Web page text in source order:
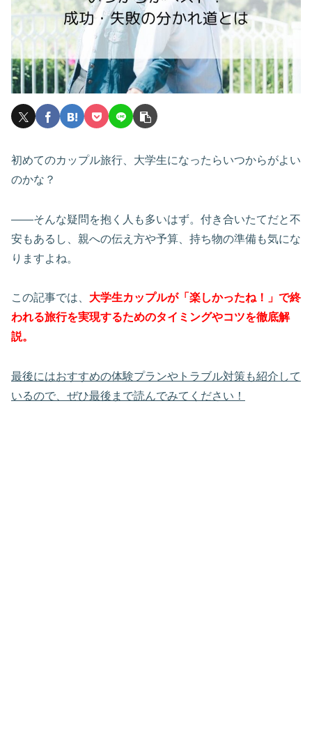
初めてのカップル旅行、大学生になったらいつからがよい
のかな？
――そんな疑問を抱く人も多いはず。付き合いたてだと不
安もあるし、親への伝え方や予算、持ち物の準備も気にな
りますよね。
この記事では、 大学生カップルが「楽しかったね！」で終
われる旅行を実現するためのタイミングやコツを徹底解
説。
最後にはおすすめの体験プランやトラブル対策も紹介して
いるので、ぜひ最後まで読んでみてください！